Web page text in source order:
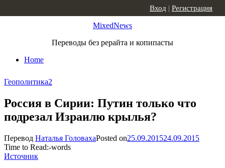
MixedNews
Переводы без рерайта и копипасты
Home
Вход | Регистрация
Геополитика2
Россия в Сирии: Путин только что
подрезал Израилю крылья?
Перевод Наталья ГоловахаPosted on25.09.201524.09.2015
Time to Read:-words
Источник